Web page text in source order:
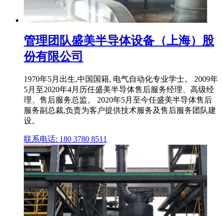
管理团队盛美半导体设备（上海）股
份有限公司
1970年5月出生,中国国籍, 电气自动化专业学士。 2009年
5月至2020年4月历任盛美半导体售后服务经理、高级经
理、售后服务总监。 2020年5月至今任盛美半导体售后
服务副总裁,负责为客户提供技术服务及售后服务团队建
设。
联系电话: 180 3780 8511